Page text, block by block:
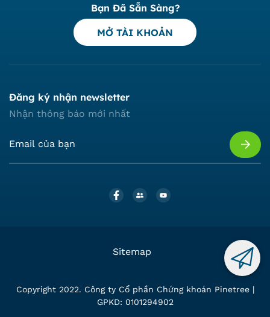
Bạn Đã Sẵn Sàng?
MỞ TÀI KHOẢN
Đăng ký nhận newsletter
Nhận thông báo mới nhất
Sitemap
Copyright 2022. Công ty Cổ phần Chứng khoán Pinetree |
GPKD: 0101294902